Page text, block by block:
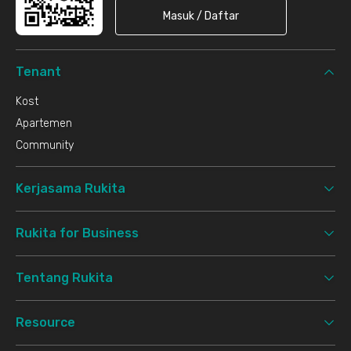
Masuk / Daftar
Tenant
Kost
Apartemen
Community
Kerjasama Rukita
Rukita for Business
Tentang Rukita
Resource